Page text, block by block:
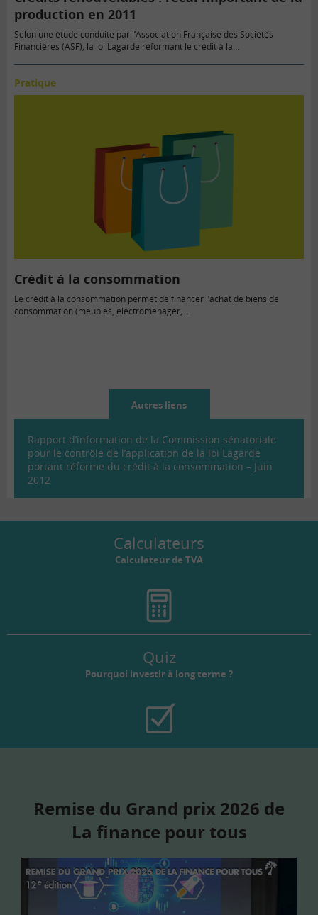
production en 2011
Selon une étude conduite par l’Association Française des Sociétés
Financières (ASF), la loi Lagarde réformant le crédit à la…
Pratique
Crédit à la consommation
Le crédit à la consommation permet de financer l’achat de biens de
consommation (meubles, électroménager,...
Autres liens
Rapport d’information de la Commission sénatoriale
pour le contrôle de l’application de la loi Lagarde
portant réforme du crédit à la consommation – Juin
2012
Calculateurs
Calculateur de TVA
Quiz
Pourquoi investir à long terme ?
Remise du Grand prix 2026 de
La finance pour tous